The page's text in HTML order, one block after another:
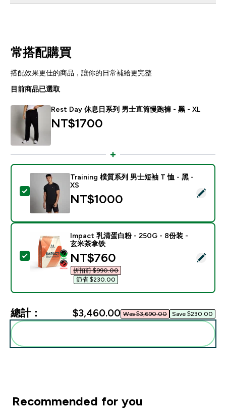
常搭配購買
搭配效果更佳的商品，讓你的日常補給更完整
目前商品已選取
Rest Day 休息日系列 男士直筒慢跑褲 - 黑 - XL
NT$1700‎
選取此商品 - Training 樸質系列 男士短袖 T 恤 - 黑 - XS
Training 樸質系列 男士短袖 T 恤 - 黑 -
XS
NT$1000‎
選取此商品 - Impact 乳清蛋白粉 - 250G - 8份装 - 玄
Impact 乳清蛋白粉 - 250G - 8份装 -
玄米茶拿铁
discounted price
NT$760‎
折扣前 $990.00‎
節省 $230.00‎
總計： $3,460.00‎ Was $3,690.00‎ Save $230.00‎
Recommended for you